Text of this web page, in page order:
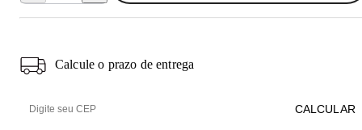
Calcule o prazo de entrega
CALCULAR